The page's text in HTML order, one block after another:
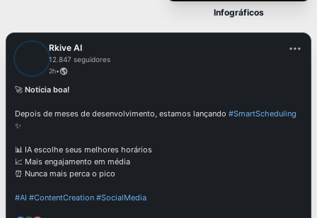
de novo. #contentcreator #reels
Infográficos
Rkive AI
12.847 seguidores
2h•
🚀 Notícia boa!
Depois de meses de desenvolvimento, estamos lançando #SmartScheduling
✨
📊 IA escolhe seus melhores horários
📈 Mais engajamento em média
⏰ Nunca mais perca o pico
#AI #ContentCreation #SocialMedia